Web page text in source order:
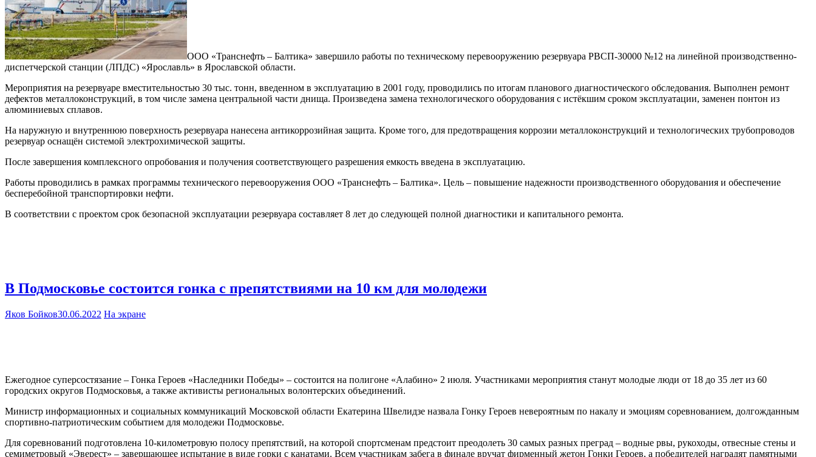
ООО «Транснефть – Балтика» завершило работы по техническому перевооружению резервуара РВСП-30000 №12 на линейной производственно-
диспетчерской станции (ЛПДС) «Ярославль» в Ярославской области.
Мероприятия на резервуаре вместительностью 30 тыс. тонн, введенном в эксплуатацию в 2001 году, проводились по итогам планового диагностического обследования. Выполнен ремонт
дефектов металлоконструкций, в том числе замена центральной части днища. Произведена замена технологического оборудования с истёкшим сроком эксплуатации, заменен понтон из
алюминиевых сплавов.
На наружную и внутреннюю поверхность резервуара нанесена антикоррозийная защита. Кроме того, для предотвращения коррозии металлоконструкций и технологических трубопроводов
резервуар оснащён системой электрохимической защиты.
После завершения комплексного опробования и получения соответствующего разрешения емкость введена в эксплуатацию.
Работы проводились в рамках программы технического перевооружения ООО «Транснефть – Балтика». Цель – повышение надежности производственного оборудования и обеспечение
бесперебойной транспортировки нефти.
В соответствии с проектом срок безопасной эксплуатации резервуара составляет 8 лет до следующей полной диагностики и капитального ремонта.
В Подмосковье состоится гонка с препятствиями на 10 км для молодежи
Яков Бойков30.06.2022 На экране
Ежегодное суперсостязание – Гонка Героев «Наследники Победы» – состоится на полигоне «Алабино» 2 июля. Участниками мероприятия станут молодые люди от 18 до 35 лет из 60
городских округов Подмосковья, а также активисты региональных волонтерских объединений.
Министр информационных и социальных коммуникаций Московской области Екатерина Швелидзе назвала Гонку Героев невероятным по накалу и эмоциям соревнованием, долгожданным
спортивно-патриотическим событием для молодежи Подмосковье.
Для соревнований подготовлена 10-километровую полосу препятствий, на которой спортсменам предстоит преодолеть 30 самых разных преград – водные рвы, рукоходы, отвесные стены и
семиметровый «Эверест» – завершающее испытание в виде горки с канатами. Всем участникам забега в финале вручат фирменный жетон Гонки Героев, а победителей наградят памятными